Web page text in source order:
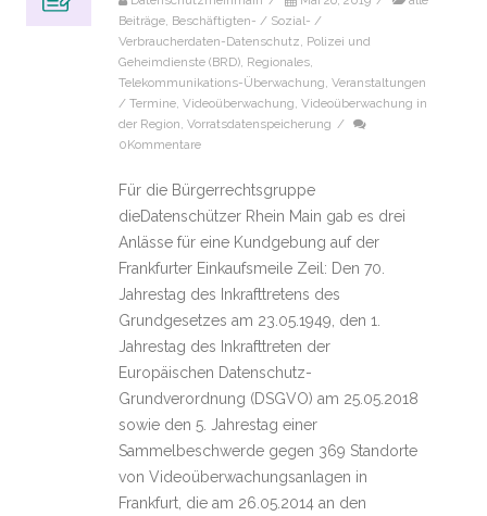
Beiträge, Beschäftigten- / Sozial- /
Verbraucherdaten-Datenschutz, Polizei und
Geheimdienste (BRD), Regionales,
Telekommunikations-Überwachung, Veranstaltungen
/ Termine, Videoüberwachung, Videoüberwachung in
der Region, Vorratsdatenspeicherung /
0Kommentare
Für die Bürgerrechtsgruppe
dieDatenschützer Rhein Main gab es drei
Anlässe für eine Kundgebung auf der
Frankfurter Einkaufsmeile Zeil: Den 70.
Jahrestag des Inkrafttretens des
Grundgesetzes am 23.05.1949, den 1.
Jahrestag des Inkrafttreten der
Europäischen Datenschutz-
Grundverordnung (DSGVO) am 25.05.2018
sowie den 5. Jahrestag einer
Sammelbeschwerde gegen 369 Standorte
von Videoüberwachungsanlagen in
Frankfurt, die am 26.05.2014 an den